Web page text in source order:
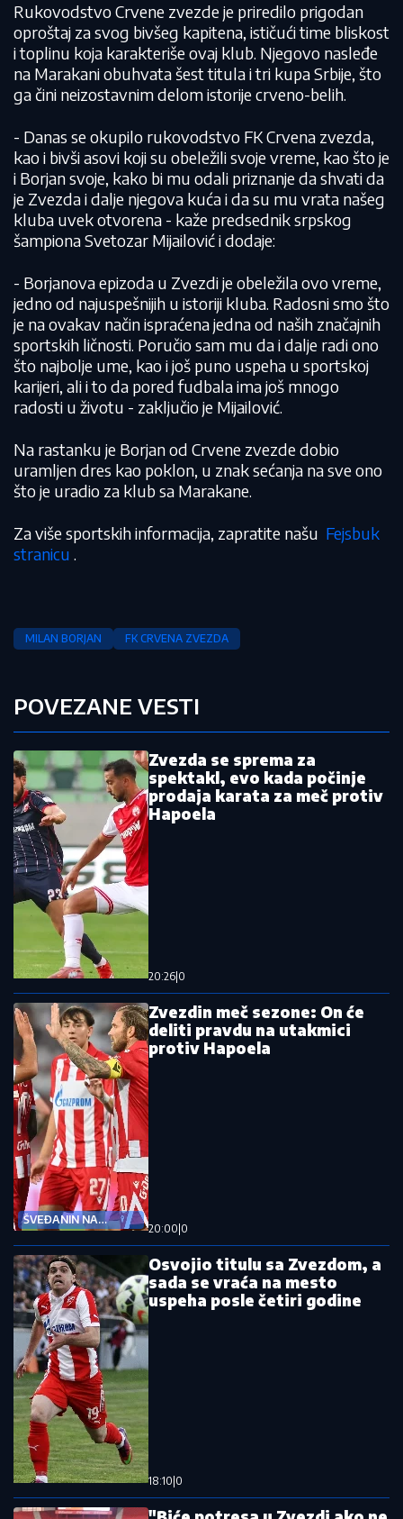
Rukovodstvo Crvene zvezde je priredilo prigodan
oproštaj za svog bivšeg kapitena, ističući time bliskost
i toplinu koja karakteriše ovaj klub. Njegovo nasleđe
na Marakani obuhvata šest titula i tri kupa Srbije, što
ga čini neizostavnim delom istorije crveno-belih.
- Danas se okupilo rukovodstvo FK Crvena zvezda,
kao i bivši asovi koji su obeležili svoje vreme, kao što je
i Borjan svoje, kako bi mu odali priznanje da shvati da
je Zvezda i dalje njegova kuća i da su mu vrata našeg
kluba uvek otvorena - kaže predsednik srpskog
šampiona Svetozar Mijailović i dodaje:
- Borjanova epizoda u Zvezdi je obeležila ovo vreme,
jedno od najuspešnijih u istoriji kluba. Radosni smo što
je na ovakav način ispraćena jedna od naših značajnih
sportskih ličnosti. Poručio sam mu da i dalje radi ono
što najbolje ume, kao i još puno uspeha u sportskoj
karijeri, ali i to da pored fudbala ima još mnogo
radosti u životu - zaključio je Mijailović.
Na rastanku je Borjan od Crvene zvezde dobio
uramljen dres kao poklon, u znak sećanja na sve ono
što je uradio za klub sa Marakane.
Za više sportskih informacija, zapratite našu Fejsbuk
stranicu .
MILAN BORJAN FK CRVENA ZVEZDA
POVEZANE VESTI
Zvezda se sprema za
spektakl, evo kada počinje
prodaja karata za meč protiv
Hapoela
20:26 0
ŠVEĐANIN NA
CENTRU
Zvezdin meč sezone: On će
deliti pravdu na utakmici
protiv Hapoela
20:00 0
Osvojio titulu sa Zvezdom, a
sada se vraća na mesto
uspeha posle četiri godine
18:10 0